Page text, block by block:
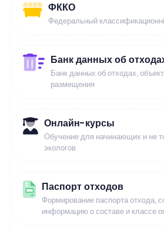
ФККО
Федеральный
Банк данных об
Банк данных об отходах,
размещения
Онлайн-курсы
Обучение для начинающих и не
экологов
Паспорт отходов
Формирование паспорта отхода,
информацию о составе и классе